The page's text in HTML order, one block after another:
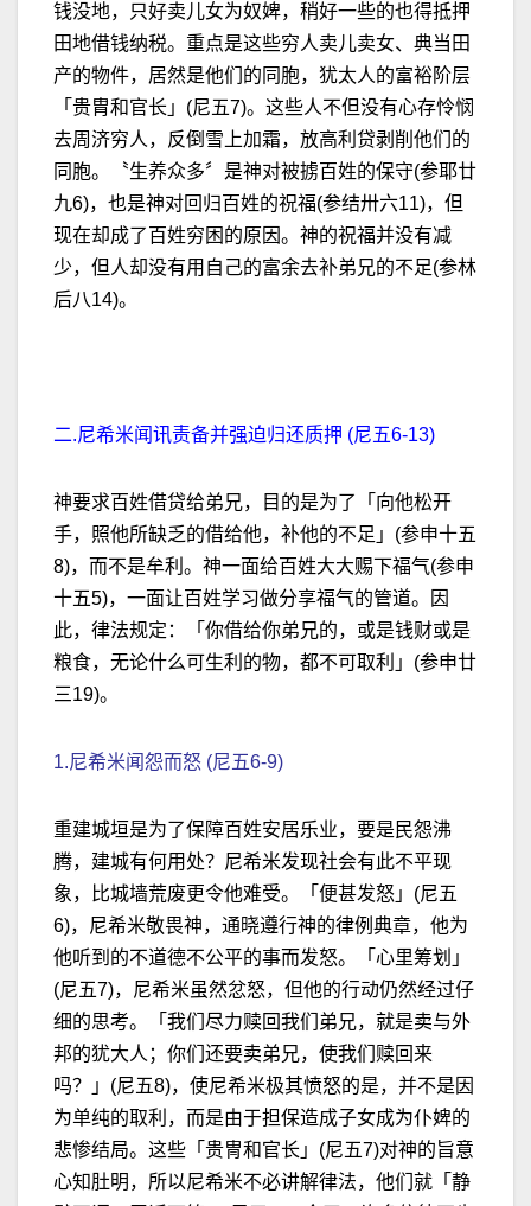
钱没地，只好卖儿女为奴婢，稍好一些的也得抵押
田地借钱纳税。重点是这些穷人卖儿卖女、典当田
产的物件，居然是他们的同胞，犹太人的富裕阶层
「贵胄和官长」(尼五7)。这些人不但没有心存怜悯
去周济穷人，反倒雪上加霜，放高利贷剥削他们的
同胞。
〝生养众多〞是神对被掳百姓的保守(参耶廿
九6)，也是神对回归百姓的祝福(参结卅六11)，但
现在却成了百姓穷困的原因。神的祝福并没有减
少，但人却没有用自己的富余去补弟兄的不足(参林
后八14)。
二.尼希米闻讯责备并强迫归还质押 (尼五6-13)
神要求百姓借贷给弟兄，目的是为了「向他松开
手，照他所缺乏的借给他，补他的不足」(参申十五
8)，而不是牟利。神一面给百姓大大赐下福气(参申
十五5)，一面让百姓学习做分享福气的管道。因
此，律法规定：「你借给你弟兄的，或是钱财或是
粮食，无论什么可生利的物，都不可取利」(参申廿
三19)。
1.尼希米闻怨而怒 (尼五6-9)
重建城垣是为了保障百姓安居乐业，要是民怨沸
腾，建城有何用处？尼希米发现社会有此不平现
象，比城墙荒废更令他难受。「便甚发怒」(尼五
6)，尼希米敬畏神，通晓遵行神的律例典章，他为
他听到的不道德不公平的事而发怒。「心里筹划」
(尼五7)，尼希米虽然忿怒，但他的行动仍然经过仔
细的思考。「我们尽力赎回我们弟兄，就是卖与外
邦的犹大人；你们还要卖弟兄，使我们赎回来
吗？」(尼五8)，使尼希米极其愤怒的是，并不是因
为单纯的取利，而是由于担保造成子女成为仆婢的
悲惨结局。这些「贵冑和官长」(尼五7)对神的旨意
心知肚明，所以尼希米不必讲解律法，他们就「静